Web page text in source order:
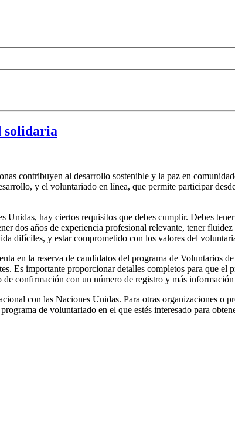
solidaria
contribuyen al desarrollo sostenible y la paz en
y el voluntariado en línea, que permite participar
hay ciertos requisitos que debes cumplir. Debes
dos años de experiencia profesional relevante, tener
difíciles, y estar comprometido con los valores del
en la reserva de candidatos del programa de Voluntarios
Es importante proporcionar detalles completos para que el
confirmación con un número de registro y más información
con las Naciones Unidas. Para otras organizaciones o
de voluntariado en el que estés interesado para